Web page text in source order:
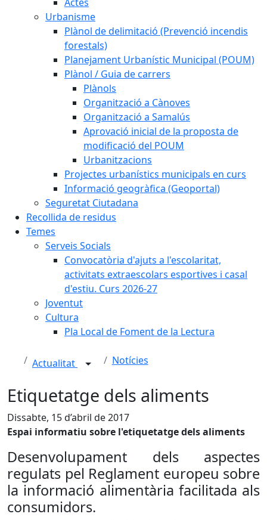
Urbanisme
Plànol de delimitació (Prevenció incendis
forestals)
Planejament Urbanístic Municipal (POUM)
Plànol / Guia de carrers
Plànols
Organització a Cànoves
Organització a Samalús
Aprovació inicial de la proposta de
modificació del POUM
Urbanitzacions
Projectes urbanístics municipals en curs
Informació geogràfica (Geoportal)
Seguretat Ciutadana
Recollida de residus
Temes
Serveis Socials
Convocatòria d'ajuts a l'escolaritat,
activitats extraescolars esportives i casal
d'estiu. Curs 2026-27
Joventut
Cultura
Pla Local de Foment de la Lectura
Actualitat Notícies
Etiquetatge dels aliments
Dissabte, 15 d’abril de 2017
Espai informatiu sobre l'etiquetatge dels aliments
Desenvolupament dels aspectes
regulats pel Reglament europeu sobre
la informació alimentària facilitada als
consumidors.